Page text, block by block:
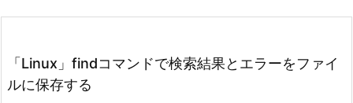
「Linux」findコマンドで検索結果とエラーをファイ
ルに保存する